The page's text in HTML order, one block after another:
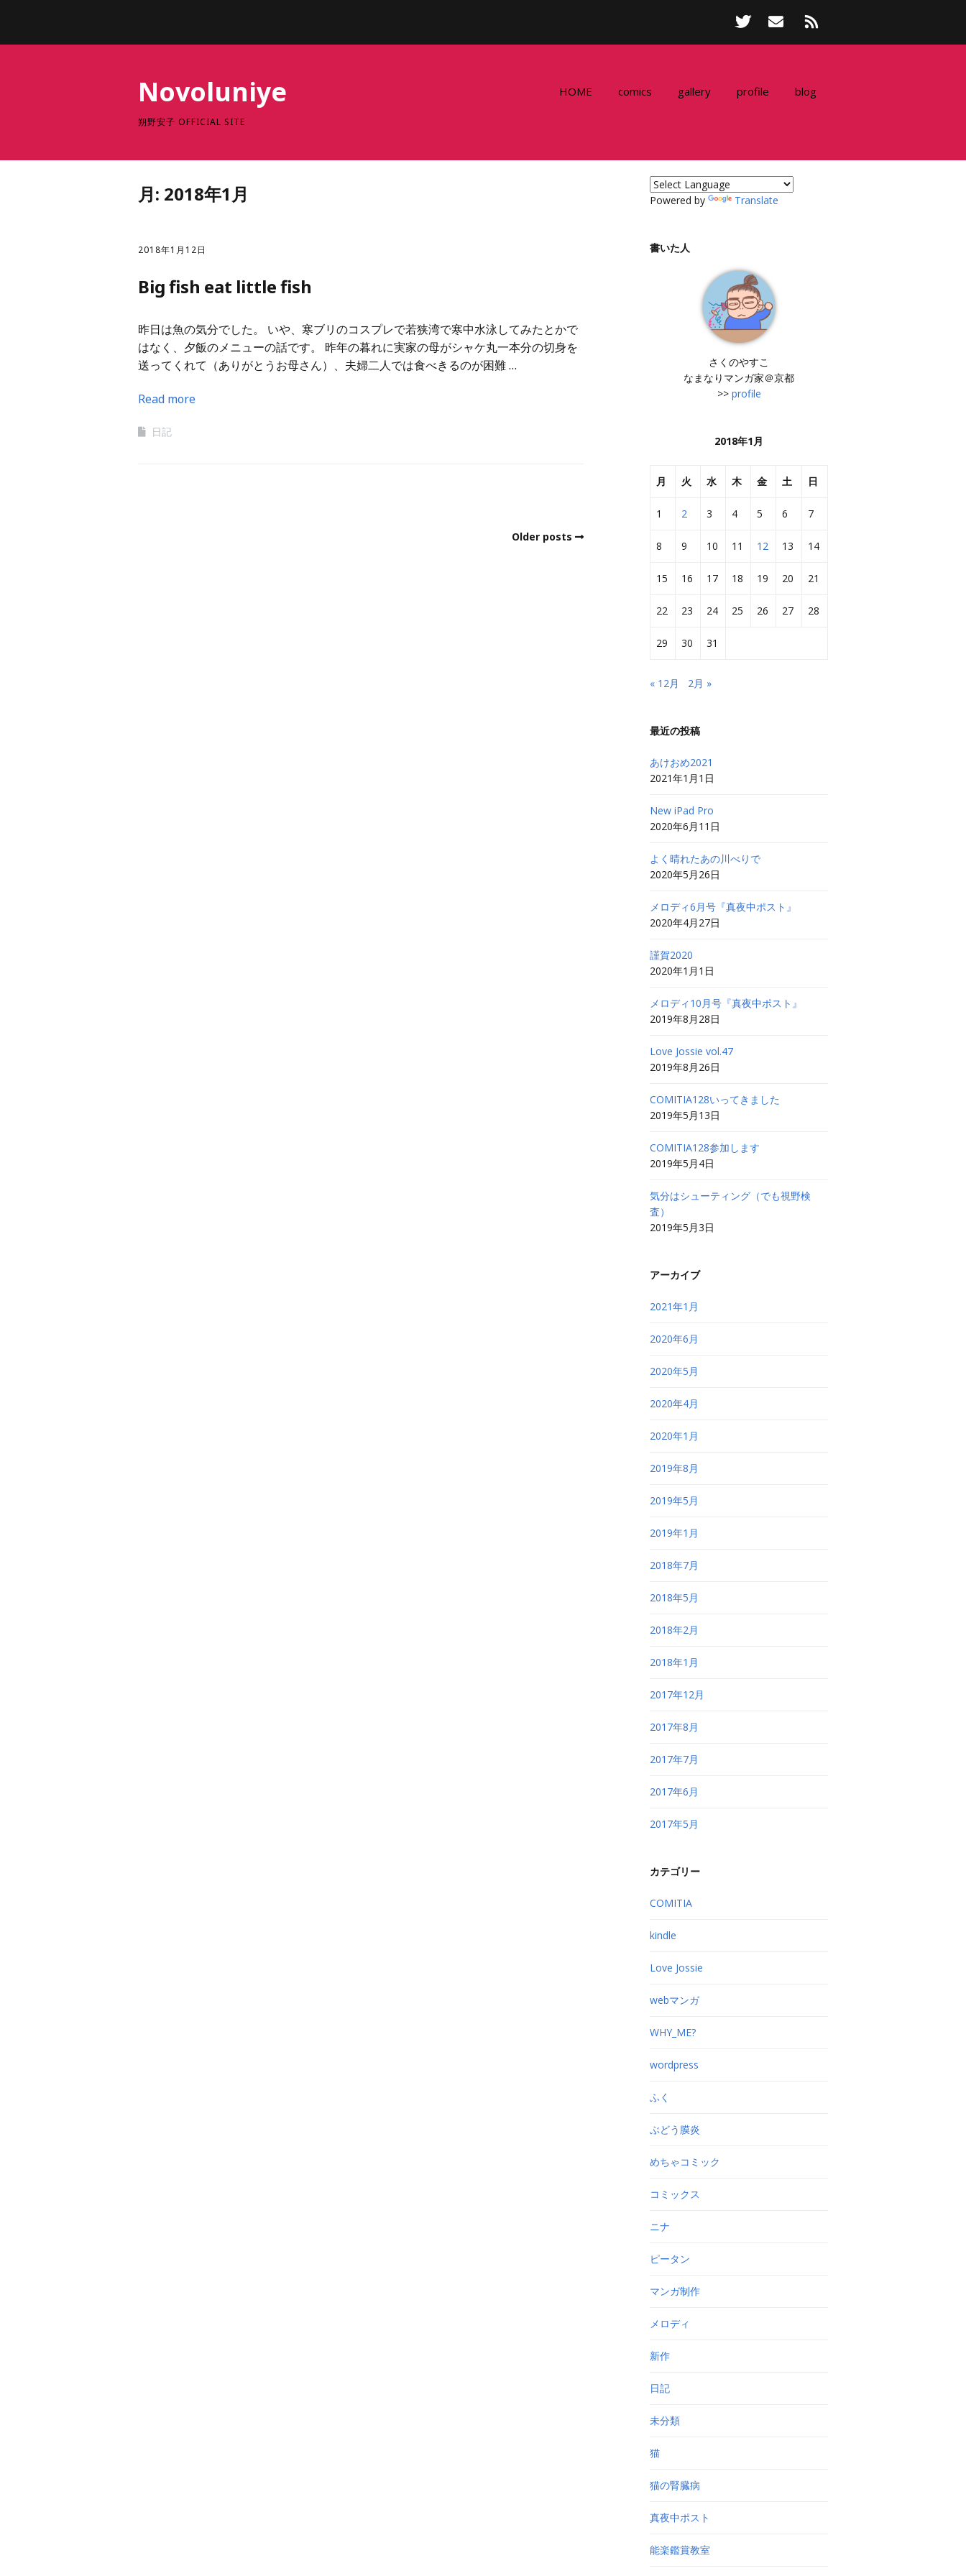
Novoluniye
朔野安子 OFFICIAL SITE
HOME comics gallery profile blog
月: 2018年1月
2018年1月12日
Big fish eat little fish
昨日は魚の気分でした。 いや、寒ブリのコスプレで若狭湾で寒中水泳してみたとかで
はなく、夕飯のメニューの話です。 昨年の暮れに実家の母がシャケ丸一本分の切身を
送ってくれて（ありがとうお母さん）、夫婦二人では食べきるのが困難 …
Read more
日記
Older posts
Powered by Translate
書いた人
さくのやすこ
なまなりマンガ家＠京都
>> profile
2018年1月
月 火 水 木 金 土 日
1 2 3 4 5 6 7
8 9 10 11 12 13 14
15 16 17 18 19 20 21
22 23 24 25 26 27 28
29 30 31
« 12月 2月 »
最近の投稿
あけおめ2021
2021年1月1日
New iPad Pro
2020年6月11日
よく晴れたあの川べりで
2020年5月26日
メロディ6月号『真夜中ポスト』
2020年4月27日
謹賀2020
2020年1月1日
メロディ10月号『真夜中ポスト』
2019年8月28日
Love Jossie vol.47
2019年8月26日
COMITIA128いってきました
2019年5月13日
COMITIA128参加します
2019年5月4日
気分はシューティング（でも視野検
査）
2019年5月3日
アーカイブ
2021年1月
2020年6月
2020年5月
2020年4月
2020年1月
2019年8月
2019年5月
2019年1月
2018年7月
2018年5月
2018年2月
2018年1月
2017年12月
2017年8月
2017年7月
2017年6月
2017年5月
カテゴリー
COMITIA
kindle
Love Jossie
webマンガ
WHY_ME?
wordpress
ふく
ぶどう膜炎
めちゃコミック
コミックス
ニナ
ピータン
マンガ制作
メロディ
新作
日記
未分類
猫
猫の腎臓病
真夜中ポスト
能楽鑑賞教室